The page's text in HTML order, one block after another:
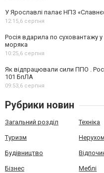
У Ярославлі палає НПЗ
12:15, 6 серпня
Росія вдарила по суховантажу
моряка
10:25, 6 серпня
Як відпрацювали сили ППО .
101 БпЛА
09:53, 6 серпня
Рубрики новин
Загальний розділ Техніка
Туризм
Будівництво
Бізнес Меблі